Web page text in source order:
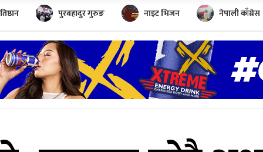
पुरबहादुर गुरुङ नाइट भिजन नेपाली काँग्रेस